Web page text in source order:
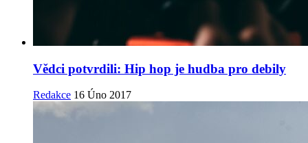
Vědci potvrdili: Hip hop je hudba pro debily
Redakce 16 Úno 2017